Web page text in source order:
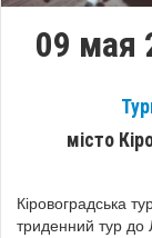
09 мая
місто
Кіровоградська
триденний тур до